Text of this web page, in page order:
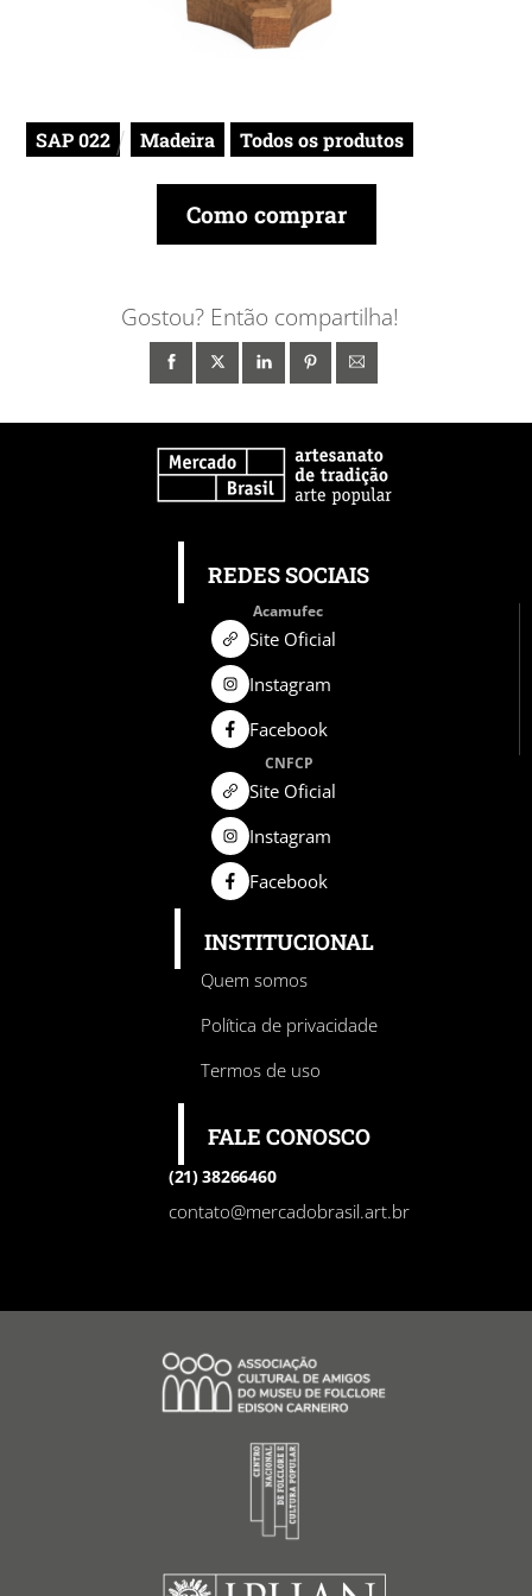
SAP 022 Madeira Todos os produtos
Como comprar
Gostou? Então compartilha!
REDES SOCIAIS
Acamufec
Site Oficial
Instagram
Facebook
CNFCP
Site Oficial
Instagram
Facebook
INSTITUCIONAL
Quem somos
Política de privacidade
Termos de uso
FALE CONOSCO
(21) 38266460
contato@mercadobrasil.art.br